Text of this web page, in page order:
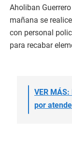
Aholiban
mañana se
con personal
para recabar
VER
por